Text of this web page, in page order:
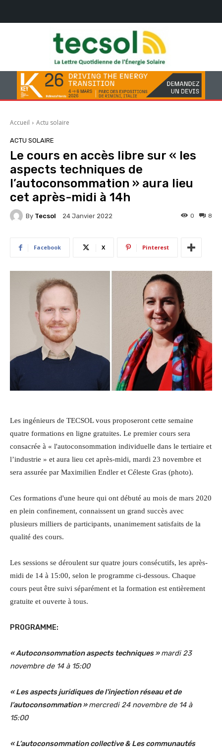
Accueil Actu solaire
ACTU SOLAIRE
Le cours en accès libre sur « les
aspects techniques de
l’autoconsommation » aura lieu
cet après-midi à 14h
By Tecsol 24 Janvier 2022 8
0
Facebook X Pinterest
Les ingénieurs de TECSOL vous proposeront cette semaine
quatre formations en ligne gratuites. Le premier cours sera
consacrée à « l'autoconsommation individuelle dans le tertiaire et
l’industrie » et aura lieu cet après-midi, mardi 23 novembre et
sera assurée par Maximilien Endler et Céleste Gras (photo).
Ces formations d'une heure qui ont débuté au mois de mars 2020
en plein confinement, connaissent un grand succès avec
plusieurs milliers de participants, unanimement satisfaits de la
qualité des cours.
Les sessions se déroulent sur quatre jours consécutifs, les après-
midi de 14 à 15:00, selon le programme ci-dessous. Chaque
cours peut être suivi séparément et la formation est entièrement
gratuite et ouverte à tous.
PROGRAMME:
« Autoconsommation aspects techniques »mardi 23
novembre de 14 à 15:00
« Les aspects juridiques de l'injection réseau et de
l’autoconsommation »mercredi 24 novembre de 14 à
15:00
« L’autoconsommation collective & Les communautés